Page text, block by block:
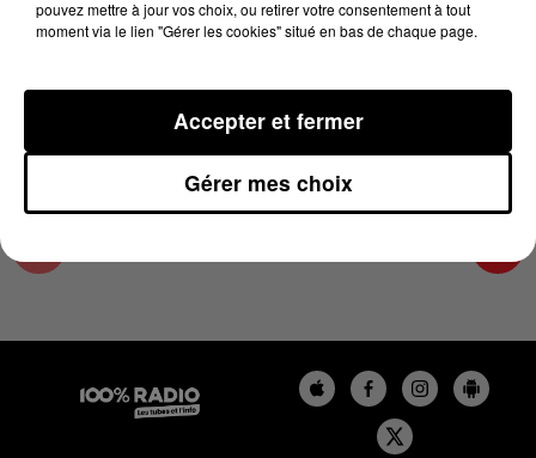
15H00
Podcast infos du Comminges
pouvez mettre à jour vos choix, ou retirer votre consentement à tout
moment via le lien "Gérer les cookies" situé en bas de chaque page.
Gérer mes choix
Accepter et fermer